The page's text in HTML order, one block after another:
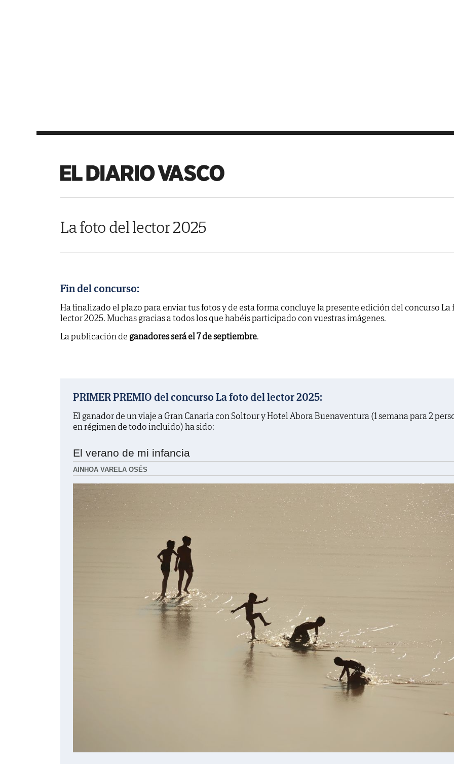
La foto del lector 2025
Fin del concurso:
Ha finalizado el plazo para enviar tus fotos y de esta forma concluye la presente edición del concurso La
lector 2025. Muchas gracias a todos los que habéis participado con vuestras imágenes.
La publicación de ganadores será el 7 de septiembre.
PRIMER PREMIO del concurso La foto del lector 2025:
El ganador de un viaje a Gran Canaria con Soltour y Hotel Abora Buenaventura (1 semana para 2
en régimen de todo incluido) ha sido:
El verano de mi infancia
AINHOA VARELA OSÉS